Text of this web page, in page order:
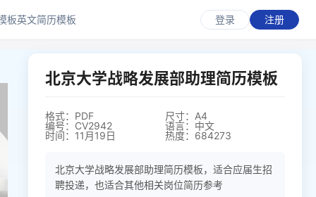
板英文简历模板 登录 注册
北京大学战略发展部助理简历模板
格式：PDF
尺寸：A4
编号：CV2942
语言：中文
时间：11月19日
热度：684273
北京大学战略发展部助理简历模板，适合应届生招
聘投递，也适合其他相关岗位简历参考